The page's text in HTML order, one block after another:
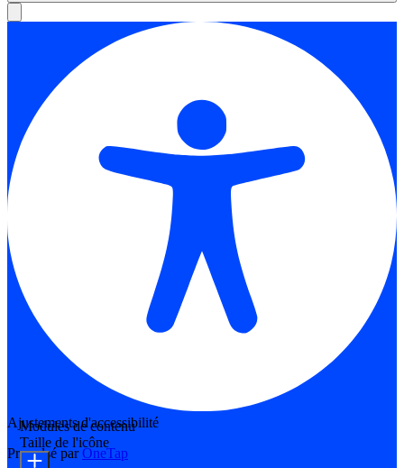
Ajustements d'accessibilité
Propulsé parOneTap
Modules de contenu
Taille de l'icône